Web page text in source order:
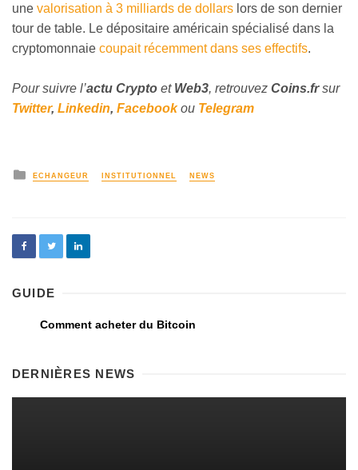
une valorisation à 3 milliards de dollars lors de son dernier
tour de table. Le dépositaire américain spécialisé dans la
cryptomonnaie coupait récemment dans ses effectifs.
Pour suivre l’actu Crypto et Web3, retrouvez Coins.frsur
Twitter, Linkedin, Facebookou Telegram
ECHANGEUR INSTITUTIONNEL NEWS
GUIDE
Comment acheter du Bitcoin
DERNIÈRES NEWS